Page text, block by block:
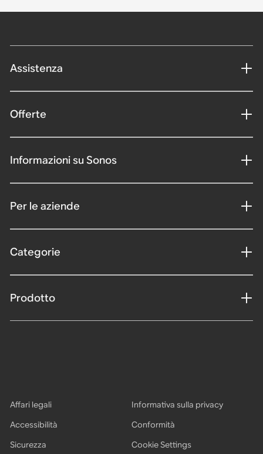
Assistenza
Offerte
Informazioni su Sonos
Per le aziende
Categorie
Prodotto
Affari legali
Informativa sulla privacy
Accessibilità
Conformità
Sicurezza
Cookie Settings